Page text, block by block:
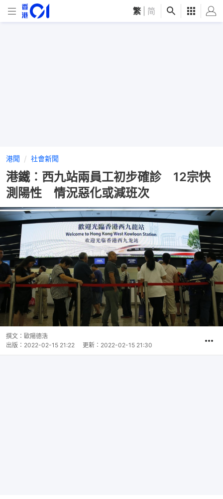
繁 简
港聞 社會新聞
港鐵︰西九站兩員工初步確診 12宗快
測陽性 情況惡化或減班次
撰文： 歐陽德浩
出版： 2022-02-15 21:22 更新： 2022-02-15 21:30